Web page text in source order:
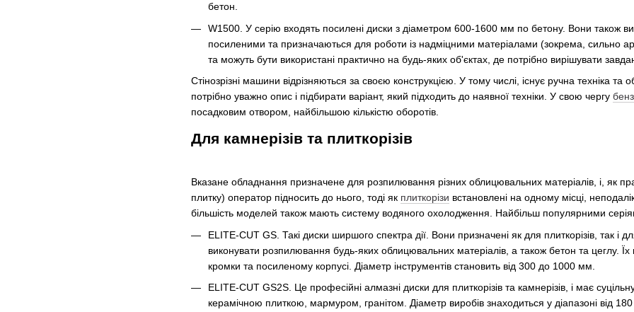
бетон.
W1500. У серію входять посилені диски з діаметром 600-1600 мм по бетону. Вони також
посиленими та призначаються для роботи із надміцними матеріалами (зокрема, сильно
та можуть бути використані практично на будь-яких об'єктах, де потрібно вирішувати
Стінозрізні машини відрізняються за своєю конструкцією. У тому числі, існує ручна техніка
потрібно уважно опис і підбирати варіант, який підходить до наявної техніки. У свою чергу
посадковим отвором, найбільшою кількістю оборотів.
Для камнерізів та плиткорізів
Вказане обладнання призначене для розпилювання різних облицювальних матеріалів, і, як
плитку) оператор підносить до нього, тоді як плиткорізи встановлені на одному місці,
більшість моделей також мають систему водяного охолодження. Найбільш популярними
ELITE-CUT GS. Такі диски ширшого спектра дії. Вони призначені як для плиткорізів, так і
виконувати розпилювання будь-яких облицювальних матеріалів, а також бетон та цеглу. Їх
кромки та посиленому корпусі. Діаметр інструментів становить від 300 до 1000 мм.
ELITE-CUT GS2S. Це професійні алмазні диски для плиткорізів та камнерізів, і має
керамічною плиткою, мармуром, гранітом. Діаметр виробів знаходиться у діапазоні від